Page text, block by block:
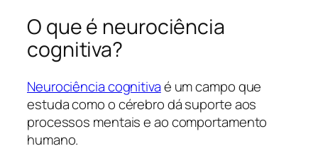
O que é neurociência
cognitiva?
Neurociência cognitivaé um campo que
estuda como o cérebro dá suporte aos
processos mentais e ao comportamento
humano.